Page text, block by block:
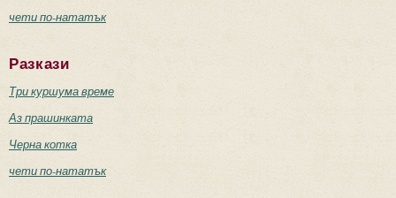
чети по-нататък
Разкази
Три куршума време
Аз прашинката
Черна котка
чети по-нататък